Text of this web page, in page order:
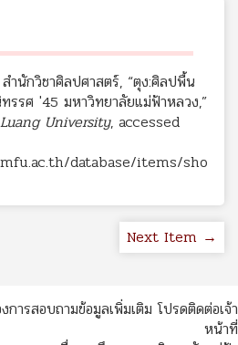
ำนักวิชาศิลปศาสตร์, “ตุง:ศิลปพื้น
รรศ '45 มหาวิทยาลัยแม่ฟ้าหลวง,”
University, accessed
database/items/sho
Next Item →
ารสอบถามข้อมูลเพิ่มเติม โปรดติดต่อเจ้า
หน้าที่